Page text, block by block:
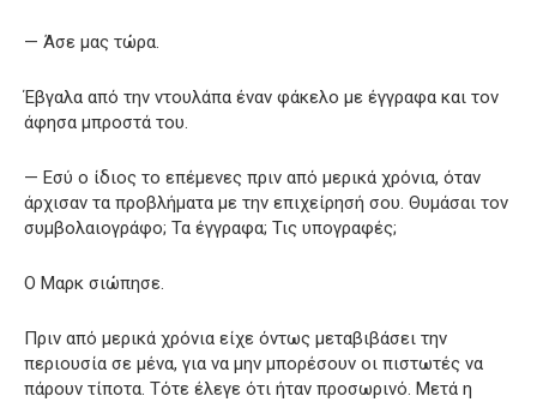
— Άσε μας τώρα.
Έβγαλα από την ντουλάπα έναν φάκελο με έγγραφα και τον
άφησα μπροστά του.
— Εσύ ο ίδιος το επέμενες πριν από μερικά χρόνια, όταν
άρχισαν τα προβλήματα με την επιχείρησή σου. Θυμάσαι τον
συμβολαιογράφο; Τα έγγραφα; Τις υπογραφές;
Ο Μαρκ σιώπησε.
Πριν από μερικά χρόνια είχε όντως μεταβιβάσει την
περιουσία σε μένα, για να μην μπορέσουν οι πιστωτές να
πάρουν τίποτα. Τότε έλεγε ότι ήταν προσωρινό. Μετά η